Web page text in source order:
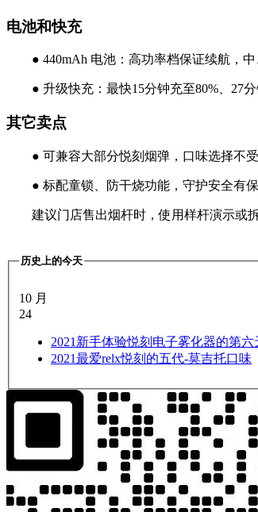
电池和快充
● 440mAh 电池：高功率档保证续航，
● 升级快充：最快15分钟充至80%、27
其它卖点
● 可兼容大部分悦刻烟弹，口味选择不
● 标配童锁、防干烧功能，守护安全有
建议门店售出烟杆时，使用样杆演示或
历史上的今天
10 月
24
2021 新手体验悦刻电子雾化器的第六
2021最爱relx悦刻的五代-莫吉托口味